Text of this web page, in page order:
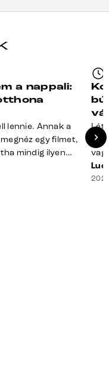
a nappali:
lennie. Annak a
egy filmet,
mindig ilyen
a kanapén hever,
a dohányzóasztal